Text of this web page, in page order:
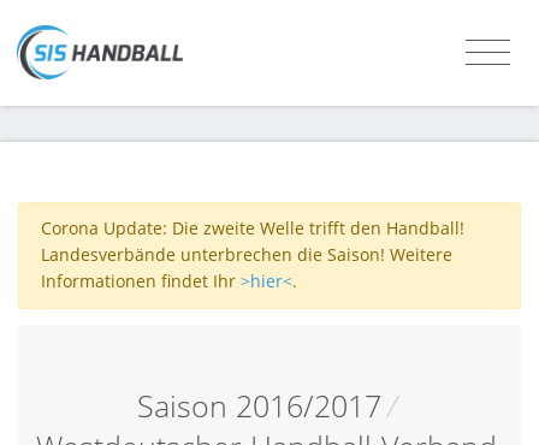
Corona Update: Die zweite Welle trifft den Handball!
Landesverbände unterbrechen die Saison! Weitere
Informationen findet Ihr >hier<.
Saison 2016/2017/